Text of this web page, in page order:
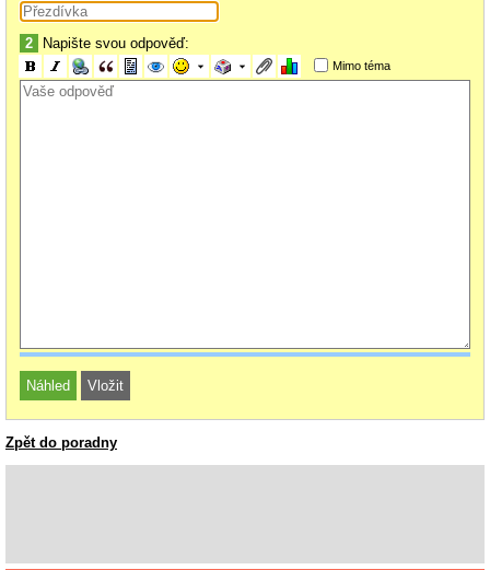
2 Napište svou odpověď:
Mimo téma
Zpět do poradny